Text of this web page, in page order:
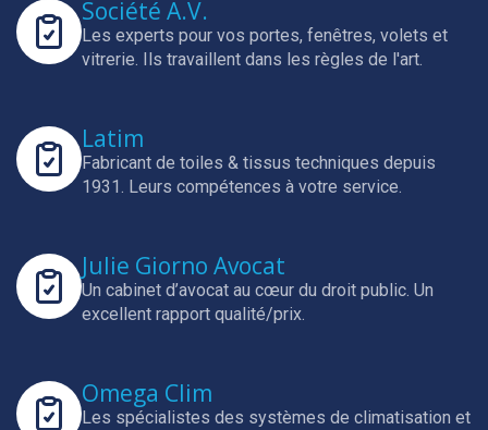
Société A.V.
Les experts pour vos portes, fenêtres, volets et
vitrerie. Ils travaillent dans les règles de l'art.
Latim
Fabricant de toiles & tissus techniques depuis
1931. Leurs compétences à votre service.
Julie Giorno Avocat
Un cabinet d’avocat au cœur du droit public. Un
excellent rapport qualité/prix.
Omega Clim
Les spécialistes des systèmes de climatisation et